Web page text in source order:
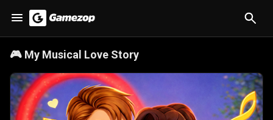
🎮 My Musical Love Story